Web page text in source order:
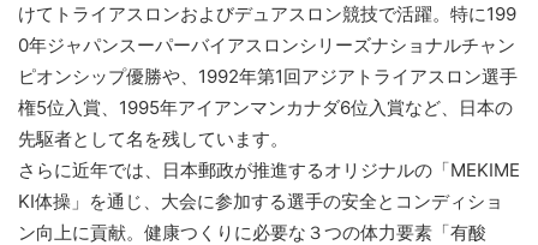
けてトライアスロンおよびデュアスロン競技で活躍。特に199
0年ジャパンスーパーバイアスロンシリーズナショナルチャン
ピオンシップ優勝や、1992年第1回アジアトライアスロン選手
権5位入賞、1995年アイアンマンカナダ6位入賞など、日本の
先駆者として名を残しています。
さらに近年では、日本郵政が推進するオリジナルの「MEKIME
KI体操」を通じ、大会に参加する選手の安全とコンディショ
ン向上に貢献。健康つくりに必要な３つの体力要素「有酸